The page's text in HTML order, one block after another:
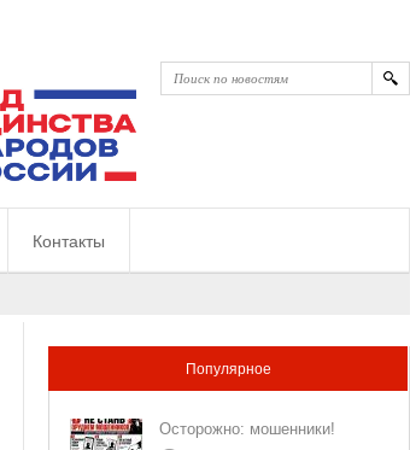
Контакты
Популярное
Осторожно: мошенники!